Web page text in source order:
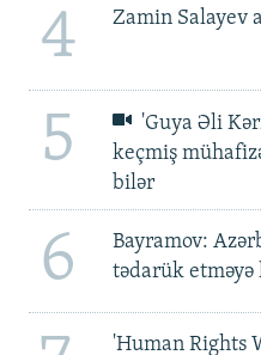
4 Zamin Salayev
5
'Guya Əli
keçmiş
bilər
6
Bayramov:
tədarük etməyə
'Human Rights